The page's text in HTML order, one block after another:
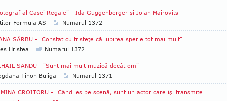
al Casei Regale" - Ida Guggenberger şi Jolan Mairovits
Formula AS
Numarul 1372
SÂRBU - "Constat cu tristeţe că iubirea sperie tot mai mult"
Hristea
Numarul 1372
SANDU - "Sunt mai mult muzică decât om"
Tihon Buliga
Numarul 1371
CROITORU - "Când ies pe scenă, sunt un actor care îşi transmite